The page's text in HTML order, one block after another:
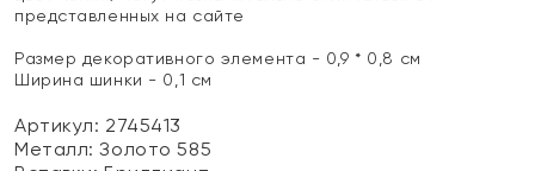
представленных на сайте
Размер декоративного элемента - 0,9 * 0,8 см
Ширина шинки - 0,1 см
Артикул: 2745413
Металл:Золото 585